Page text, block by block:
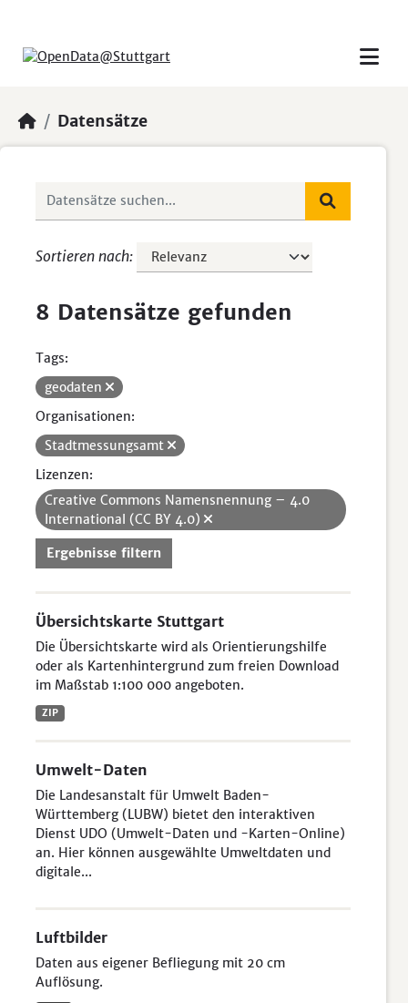
Datensätze
Sortieren nach
8 Datensätze gefunden
Tags:
geodaten
Organisationen:
Stadtmessungsamt
Lizenzen:
Creative Commons Namensnennung – 4.0
International (CC BY 4.0)
Ergebnisse filtern
Übersichtskarte Stuttgart
Die Übersichtskarte wird als Orientierungshilfe
oder als Kartenhintergrund zum freien Download
im Maßstab 1:100 000 angeboten.
ZIP
Umwelt-Daten
Die Landesanstalt für Umwelt Baden-
Württemberg (LUBW) bietet den interaktiven
Dienst UDO (Umwelt-Daten und -Karten-Online)
an. Hier können ausgewählte Umweltdaten und
digitale...
Luftbilder
Daten aus eigener Befliegung mit 20 cm
Auflösung.